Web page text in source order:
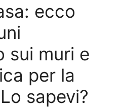
ecco
sui muri e
per la
sapevi?